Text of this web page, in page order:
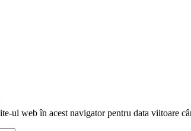
ul web în acest navigator pentru data viitoare